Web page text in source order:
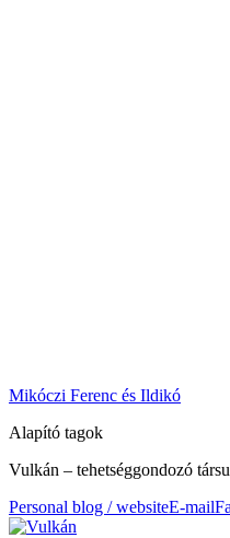
Mikóczi Ferenc és Ildikó
Alapító tagok
Vulkán – tehetséggondozó
Personal blog / websiteE-mail